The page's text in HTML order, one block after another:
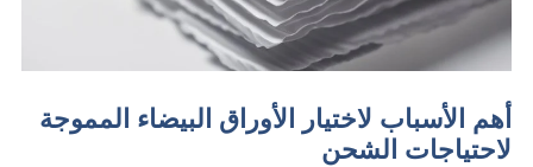
أهم الأسباب لاختيار الأوراق البيضاء المموجة
لاحتياجات الشحن